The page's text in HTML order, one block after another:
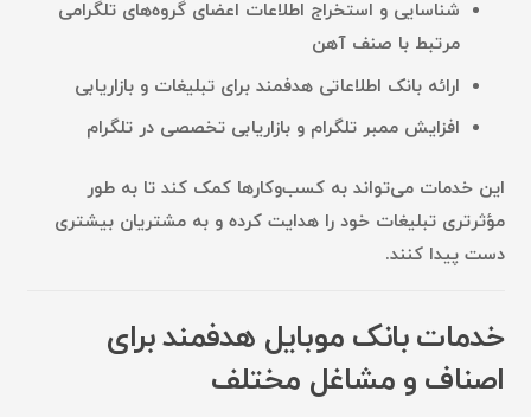
شناسایی و استخراج اطلاعات اعضای گروه‌های تلگرامی
مرتبط با صنف آهن
ارائه بانک اطلاعاتی هدفمند برای تبلیغات و بازاریابی
افزایش ممبر تلگرام و بازاریابی تخصصی در تلگرام
این خدمات می‌تواند به کسب‌وکارها کمک کند تا به طور
مؤثرتری تبلیغات خود را هدایت کرده و به مشتریان بیشتری
دست پیدا کنند.
خدمات بانک موبایل هدفمند برای
اصناف و مشاغل مختلف